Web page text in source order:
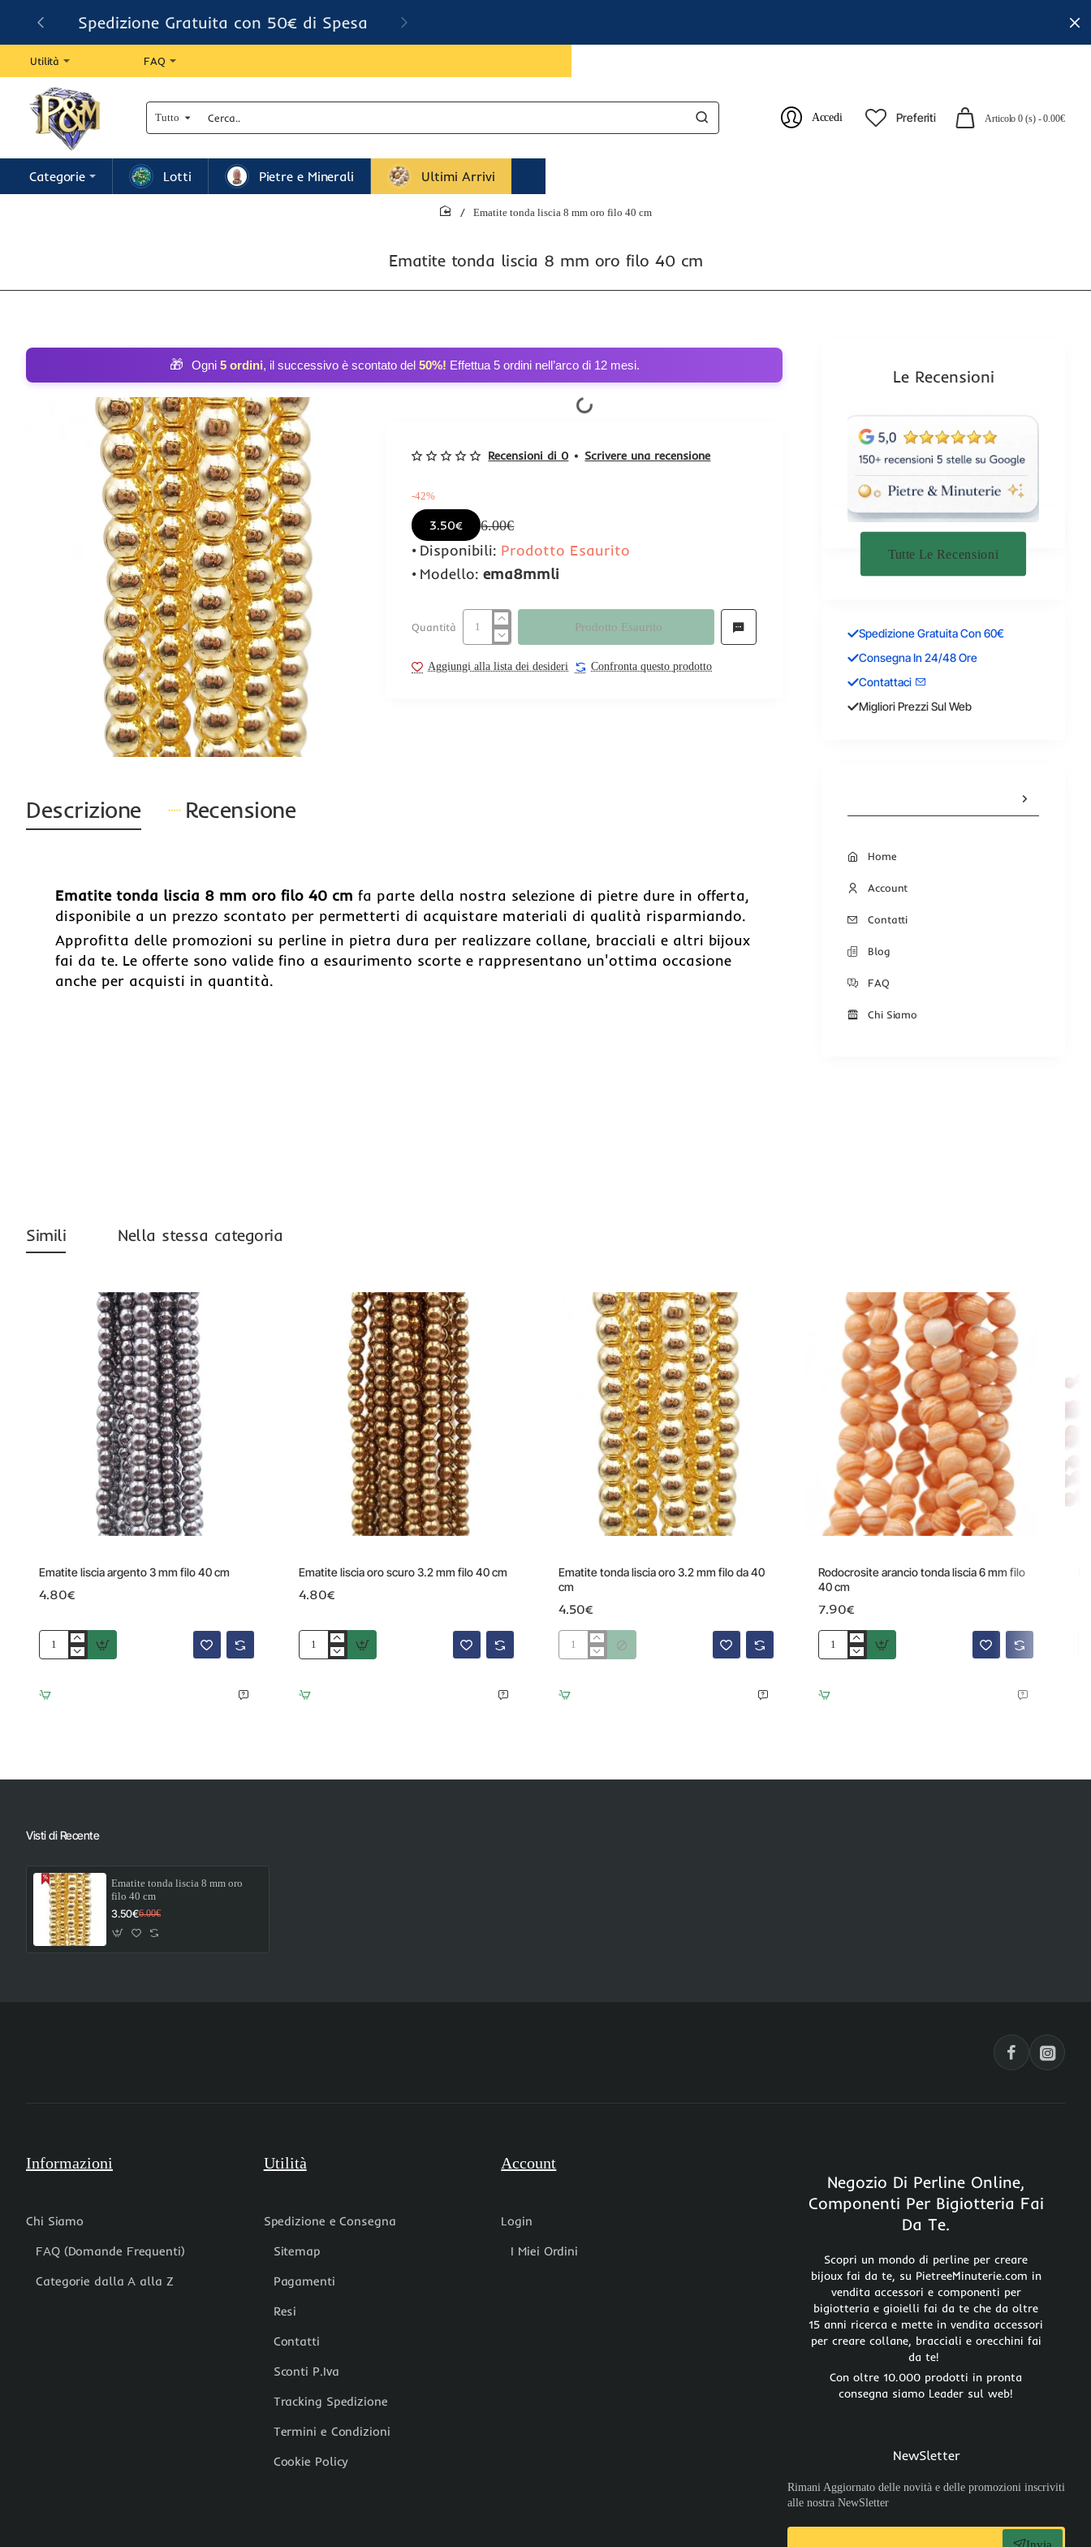
Spedizione Gratuita con 50€ di Spesa
Utilità FAQ
Tutto
Cerca.. Accedi Preferiti Articolo 0 (s) - 0.00€
Categorie Lotti Pietre e Minerali Ultimi Arrivi
Ematite tonda liscia 8 mm oro filo 40 cm
Ematite tonda liscia 8 mm oro filo 40 cm
🎁 Ogni 5 ordini, il successivo è scontato del 50%! Effettua 5 ordini nell’arco di 12 mesi.
Prodotto Esaurito
Recensioni di 0 • Scrivere una recensione
-42%
3.50€ 6.00€
Disponibili: Prodotto Esaurito
Modello: ema8mmli
Quantità Prodotto Esaurito
Aggiungi alla lista dei desideri Confronta questo prodotto
Descrizione Recensione
Ematite tonda liscia 8 mm oro filo 40 cm fa parte della nostra selezione di pietre dure in offerta,
disponibile a un prezzo scontato per permetterti di acquistare materiali di qualità risparmiando.
Approfitta delle promozioni su perline in pietra dura per realizzare collane, bracciali e altri bijoux
fai da te. Le offerte sono valide fino a esaurimento scorte e rappresentano un'ottima occasione
anche per acquisti in quantità.
Le Recensioni
Tutte Le Recensioni
Spedizione Gratuita Con 60€
Consegna In 24/48 Ore
Contattaci
Migliori Prezzi Sul Web
Home
Account
Contatti
Blog
FAQ
Chi Siamo
Simili Nella stessa categoria
Ematite liscia argento 3 mm filo 40 cm
4.80€
Ematite
liscia
3
mm
Ematite liscia oro scuro 3.2 mm filo 40 cm
4.80€
Ematite
liscia
scuro
3.2
Prodotto Esaurito
Ematite tonda liscia oro 3.2 mm filo da 40
cm
4.50€
Ematite
tonda
oro
3.2
Rodocrosite arancio tonda liscia 6 mm filo
40 cm
7.90€
Rodocrosite
arancio
liscia
6
Visti di Recente
Ematite tonda liscia 8 mm oro
filo 40 cm
3.50€6.00€
Informazioni
Chi Siamo
FAQ (Domande Frequenti)
Categorie dalla A alla Z
Utilità
Spedizione e Consegna
Sitemap
Pagamenti
Resi
Contatti
Sconti P.Iva
Tracking Spedizione
Termini e Condizioni
Cookie Policy
Account
Login
I Miei Ordini
Negozio Di Perline Online,
Componenti Per Bigiotteria Fai
Da Te.
Scopri un mondo di perline per creare
bijoux fai da te, su PietreeMinuterie.com in
vendita accessori e componenti per
bigiotteria e gioielli fai da te che da oltre
15 anni ricerca e mette in vendita accessori
per creare collane, bracciali e orecchini fai
da te!
Con oltre 10.000 prodotti in pronta
consegna siamo Leader sul web!
NewSletter
Rimani Aggiornato delle novità e delle promozioni inscriviti
alle nostra NewSletter
Invia